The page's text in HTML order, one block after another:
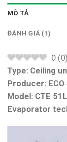
MÔ TẢ
ĐÁNH GIÁ (1)
0 (0)
Type: Ceiling
Producer: ECO
Model: CTE
Evaporator